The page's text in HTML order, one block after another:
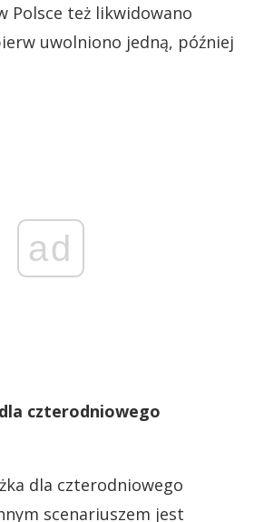
Polsce też likwidowano
uwolniono jedną, później
ad
czterodniowego
dla czterodniowego
scenariuszem jest